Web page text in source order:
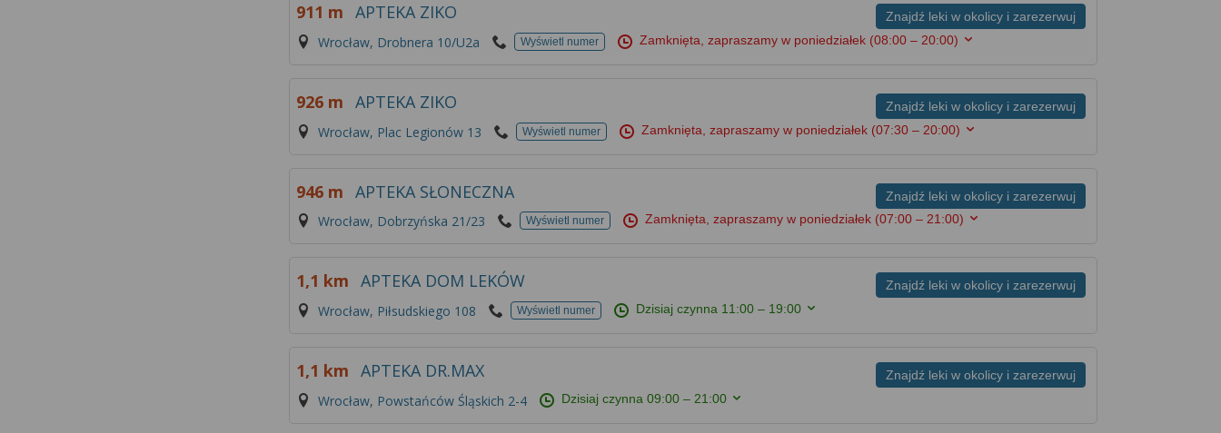
Znajdź leki w okolicy i zarezerwuj
911 m APTEKA ZIKO
Wrocław, Drobnera 10/U2a Wyświetl numer Zamknięta, zapraszamy w poniedziałek (08:00 – 20:00)
Znajdź leki w okolicy i zarezerwuj
926 m APTEKA ZIKO
Wrocław, Plac Legionów 13 Wyświetl numer Zamknięta, zapraszamy w poniedziałek (07:30 – 20:00)
Znajdź leki w okolicy i zarezerwuj
946 m APTEKA SŁONECZNA
Wrocław, Dobrzyńska 21/23 Wyświetl numer Zamknięta, zapraszamy w poniedziałek (07:00 – 21:00)
Znajdź leki w okolicy i zarezerwuj
1,1 km APTEKA DOM LEKÓW
Wrocław, Piłsudskiego 108 Wyświetl numer Dzisiaj czynna 11:00 – 19:00
Znajdź leki w okolicy i zarezerwuj
1,1 km APTEKA DR.MAX
Wrocław, Powstańców Śląskich 2-4 Dzisiaj czynna09:00 – 21:00